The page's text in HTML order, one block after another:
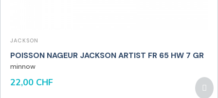
JACKSON
POISSON NAGEUR JACKSON ARTIST FR 65 HW 7 GR
minnow
22,00 CHF